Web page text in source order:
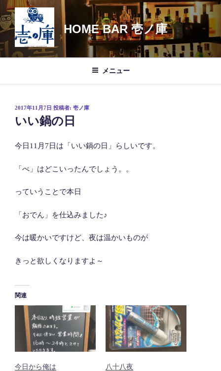
コ
ン
テ
ン
ツ
HOME BAR 壱ノ庫
メニュー
投
稿
日:
2017年11月7日 投稿者: 壱ノ庫
いい鍋の日
今日11月7日は「いい鍋の日」らしいです。
「べ」はどこいったんでしょう。。
っていうことで本日
「おでん」を仕込みました♪
今は暖かいですけど、夜は温かいものが
きっと欲しくなりますよ～
関連
今日から俺は
八十八夜